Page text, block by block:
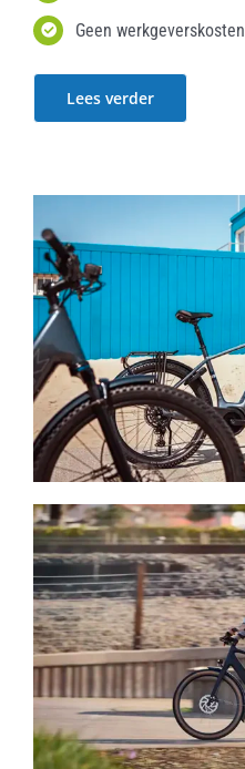
Geen werkgeverskosten
Lees verder